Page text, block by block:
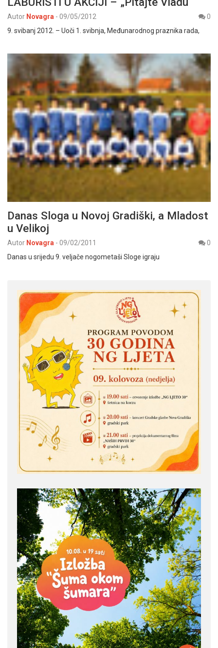
Autor Novagra - 09/05/2012
0
9. svibanj 2012. – Uoči 1. svibnja, Međunarodnog praznika rada,
Danas Sloga u Novoj Gradiški, a Mladost
u Velikoj
Autor Novagra - 09/02/2011
0
Danas u srijedu 9. veljače nogometaši Sloge igraju